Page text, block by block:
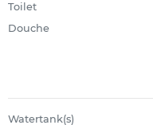
Toilet
Douche
Watertank(s)